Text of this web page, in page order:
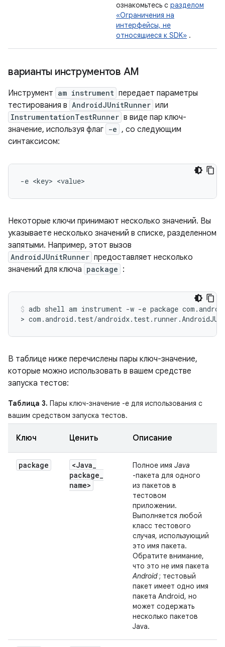
ознакомьтесь с разделом
«Ограничения на
интерфейсы, не
относящиеся к SDK» .
варианты инструментов AM
Инструмент am instrument передает параметры
тестирования в AndroidJUnitRunner или
InstrumentationTestRunner в виде пар ключ-
значение, используя флаг -e , со следующим
синтаксисом:
-e <key>
Некоторые ключи принимают несколько значений. Вы
указываете несколько значений в списке, разделенном
запятыми. Например, этот вызов
AndroidJUnitRunner предоставляет несколько
значений для ключа package :
adb shell am instrument -w -e package
> com.android.test/
В таблице ниже перечислены пары ключ-значение,
которые можно использовать в вашем средстве
запуска тестов:
Таблица 3. Пары ключ-значение -e для использования с
вашим средством запуска тестов.
Ключ Ценить Описание
package <Java_
package_
name>
Полное имя Java
-пакета для одного
из пакетов в
тестовом
приложении.
Выполняется любой
класс тестового
случая, использующий
это имя пакета.
Обратите внимание,
что это не имя пакета
Android; тестовый
пакет имеет одно имя
пакета Android, но
может содержать
несколько пакетов
Java.